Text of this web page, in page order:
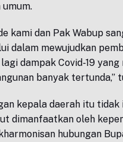
kami dan Pak Wabup
dalam mewujudkan
lagi dampak Covid-19
banyak tertunda,”
kepala daerah itu
dimanfaatkan oleh
hubungan